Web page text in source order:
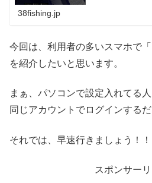
38fishing.jp
今回は、利用者の多いスマホで
を紹介したいと思います。
まぁ、パソコンで設定入れてる
同じアカウントでログインする
それでは、早速行きましょう！！
スポンサー